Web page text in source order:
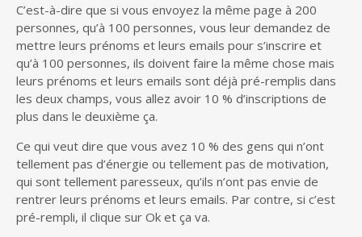
C’est-à-dire que si vous envoyez la même page à 200
personnes, qu’à 100 personnes, vous leur demandez de
mettre leurs prénoms et leurs emails pour s’inscrire et
qu’à 100 personnes, ils doivent faire la même chose mais
leurs prénoms et leurs emails sont déjà pré-remplis dans
les deux champs, vous allez avoir 10 % d’inscriptions de
plus dans le deuxième ça.
Ce qui veut dire que vous avez 10 % des gens qui n’ont
tellement pas d’énergie ou tellement pas de motivation,
qui sont tellement paresseux, qu’ils n’ont pas envie de
rentrer leurs prénoms et leurs emails. Par contre, si c’est
pré-rempli, il clique sur Ok et ça va.